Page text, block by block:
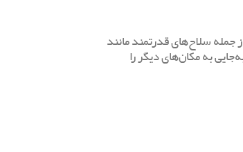
جمله سلاح‌های قدرتمند مانند
به مکان‌های دیگر را